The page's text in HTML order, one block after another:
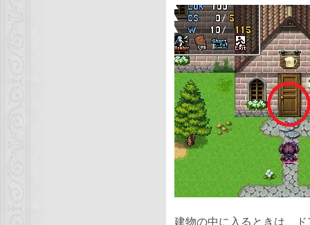
建物の中に入るときは、